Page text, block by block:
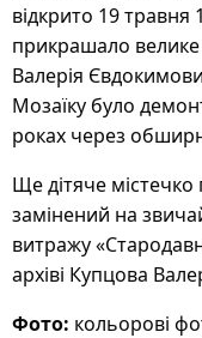
відкрито 19 травня
прикрашало
Валерія
Мозаїку було
роках через
Ще дітяче
замінений на
витражу
архіві Купцова
Фото: кольорові